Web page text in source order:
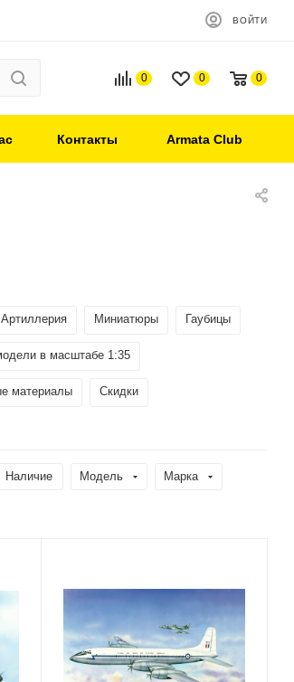
ВОЙТИ
0 0 0
Контакты Armata Club
Артиллерия Миниатюры Гаубицы
в масштабе 1:35
материалы Скидки
Наличие Модель Марка